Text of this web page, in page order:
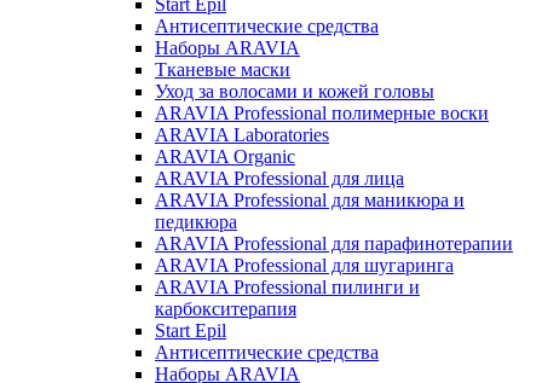
Start Epil
Антисептические средства
Наборы ARAVIA
Тканевые маски
Уход за волосами и кожей головы
ARAVIA Professional полимерные воски
ARAVIA Laboratories
ARAVIA Organic
ARAVIA Professional для лица
ARAVIA Professional для маникюра и
педикюра
ARAVIA Professional для парафинотерапии
ARAVIA Professional для шугаринга
ARAVIA Professional пилинги и
карбокситерапия
Start Epil
Антисептические средства
Наборы ARAVIA